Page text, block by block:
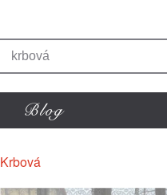
Krbová